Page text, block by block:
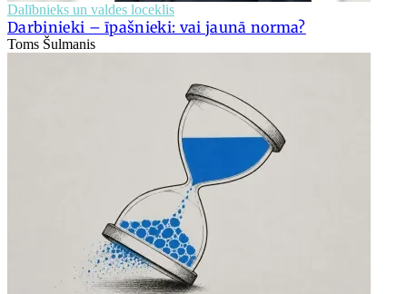
Dalībnieks un valdes loceklis
Darbinieki – īpašnieki: vai jaunā norma?
Toms Šulmanis